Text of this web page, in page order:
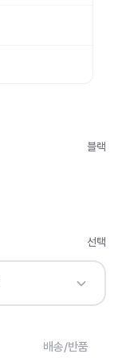
블랙
선택
배송/반품